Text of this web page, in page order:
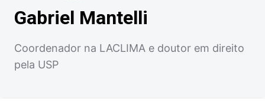
Gabriel Mantelli
Coordenador na LACLIMA e doutor em direito
pela USP